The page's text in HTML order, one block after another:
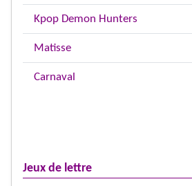
Kpop Demon Hunters
Matisse
Carnaval
Jeux de lettre